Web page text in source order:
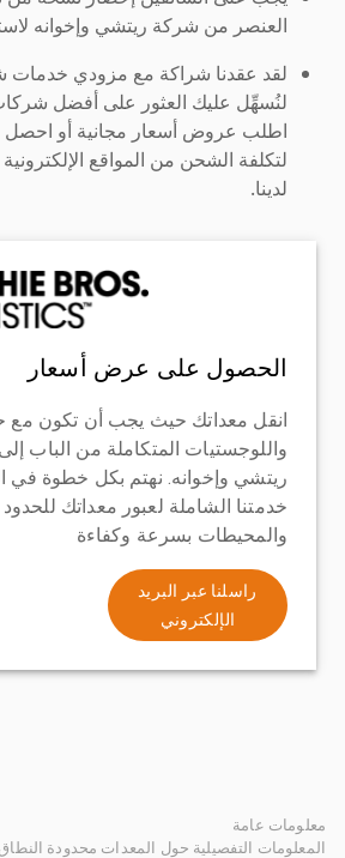
العنصر من شركة ريتشي وإخوانه
لقد عقدنا شراكة مع مزودي خدمات
لنُسهِّل عليك العثور على أفضل
اطلب عروض أسعار مجانية أو احصل
لتكلفة الشحن من المواقع
لدينا.
الحصول على عرض أسعار
انقل معداتك حيث يجب أن تكون مع
واللوجستيات المتكاملة من الباب
ريتشي وإخوانه. نهتم بكل خطوة في
خدمتنا الشاملة لعبور معداتك
والمحيطات بسرعة وكفاءة
راسلنا عبر البريد
الإلكتروني
معلومات عامة
المعلومات التفصيلية حول المعدات محدودة